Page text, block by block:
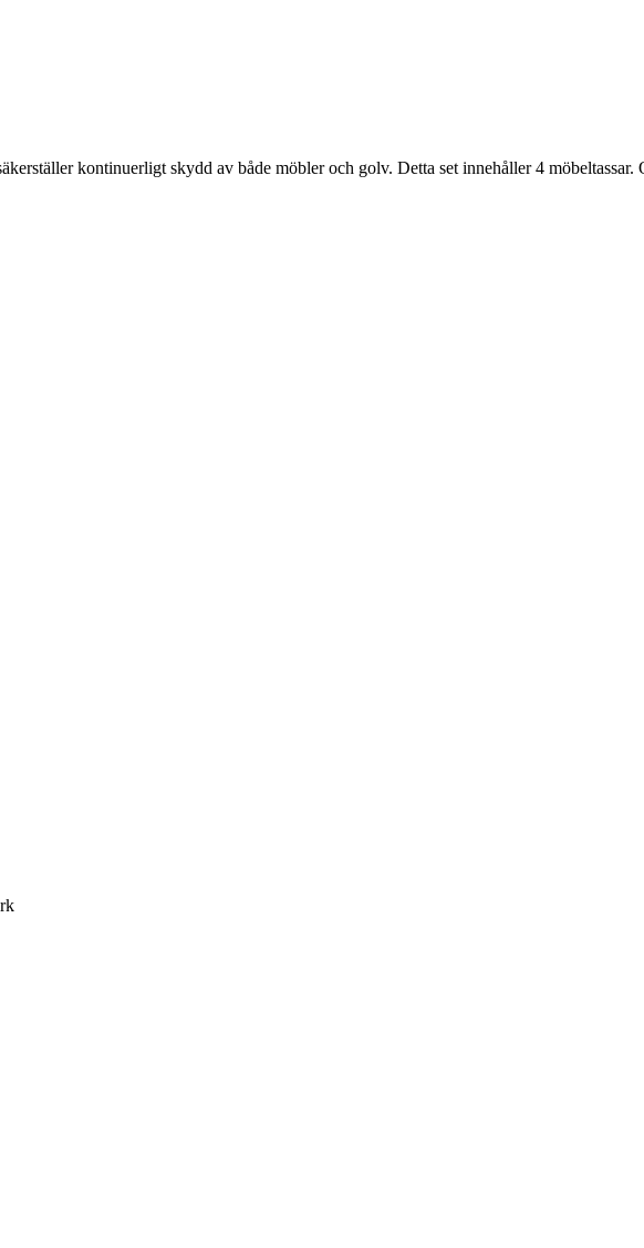
kontinuerligt skydd av både möbler och golv. Detta set innehåller 4 möbeltassar.